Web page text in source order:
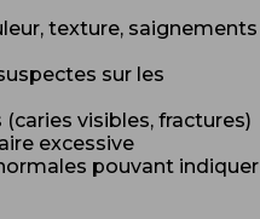
texture, saignements
sur les
(caries visibles, fractures)
excessive
pouvant indiquer